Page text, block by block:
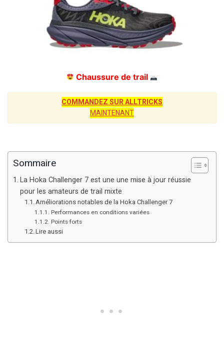
Chaussure de trail
COMMANDEZ SUR ALLTRICKS
MAINTENANT
Sommaire
La Hoka Challenger 7 est une une mise à jour réussie
pour les amateurs de trail mixte
Améliorations notables de la Hoka Challenger 7
Performances en conditions variées
Points forts
Lire aussi